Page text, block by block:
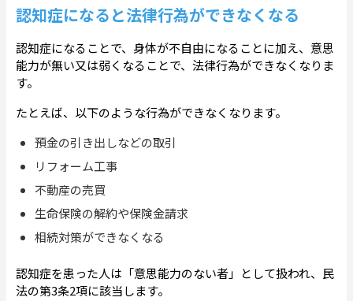
認知症になると法律行為ができなくなる
認知症になることで、身体が不自由になることに加え、意思
能力が無い又は弱くなることで、法律行為ができなくなりま
す。
たとえば、以下のような行為ができなくなります。
預金の引き出しなどの取引
リフォーム工事
不動産の売買
生命保険の解約や保険金請求
相続対策ができなくなる
認知症を患った人は「意思能力のない者」として扱われ、民
法の第3条2項に該当します。